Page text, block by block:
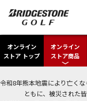
オンライン
ストア トップ
オンライン
ストア商品
令和8年熊本地震により亡く
ともに、被災された
＜夏季休暇中のご注文・発